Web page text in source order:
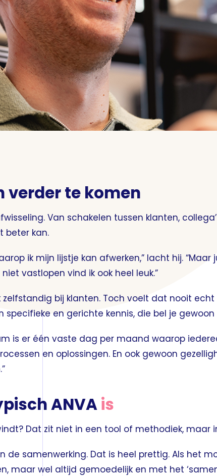
verder te komen
Van schakelen tussen klanten,
beter kan.
ik mijn lijstje kan afwerken,” lacht hij.
vastlopen vind ik ook heel leuk.”
bij klanten. Toch voelt dat nooit
specifieke en gerichte kennis, die bel je
is er één vaste dag per maand waarop
en oplossingen. En ook gewoon
ANVAis
Dat zit niet in een tool of methodiek, maar
de samenwerking. Dat is heel prettig. Als het
maar wel altijd gemoedelijk en met het